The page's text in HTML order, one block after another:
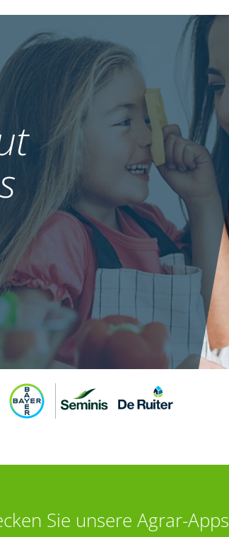
Sie unsere Agrar-Apps